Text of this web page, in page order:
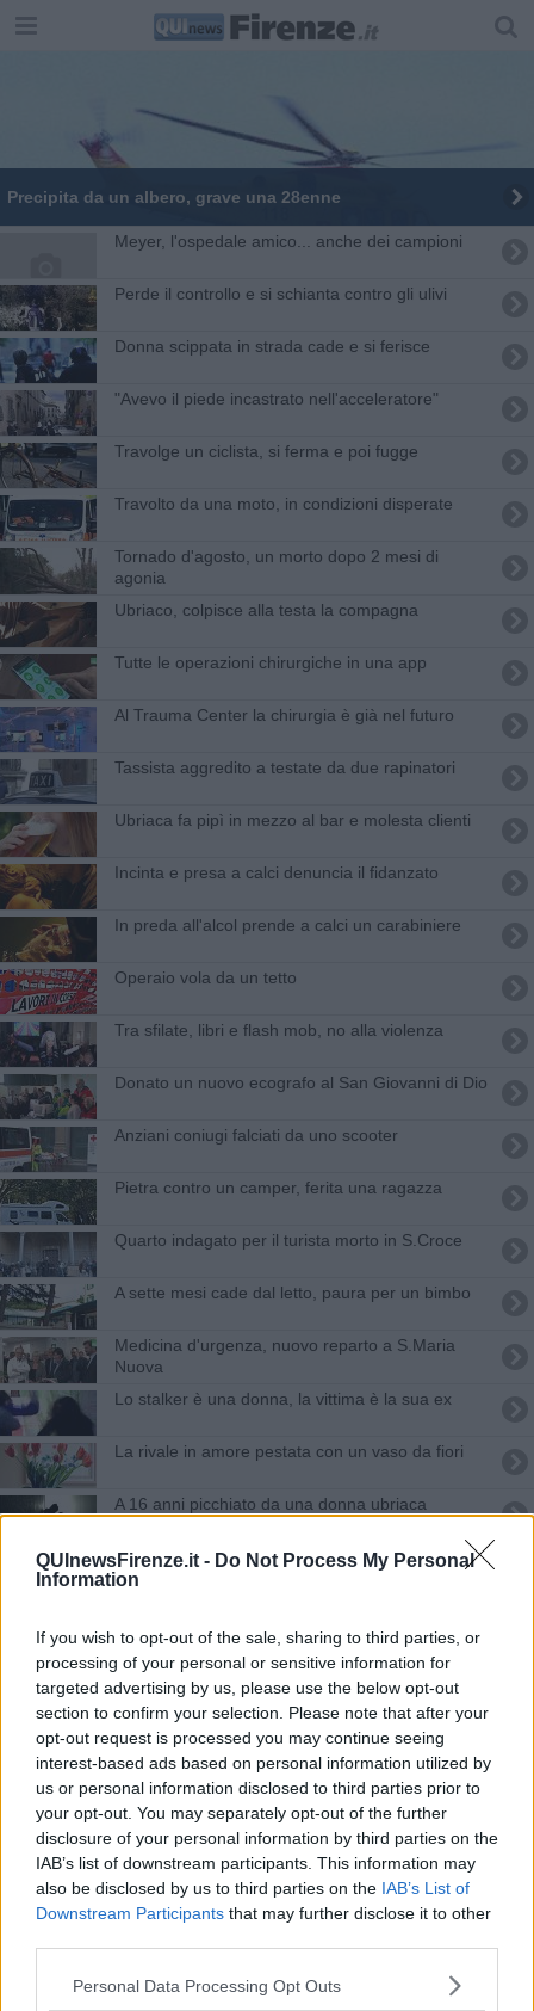
QUInewsFirenze.it - Do Not Process My Personal
Information
If you wish to opt-out of the sale, sharing to third parties, or
processing of your personal or sensitive information for
targeted advertising by us, please use the below opt-out
section to confirm your selection. Please note that after your
opt-out request is processed you may continue seeing
interest-based ads based on personal information utilized by
us or personal information disclosed to third parties prior to
your opt-out. You may separately opt-out of the further
disclosure of your personal information by third parties on the
IAB’s list of downstream participants. This information may
also be disclosed by us to third parties on the IAB’s List of
Downstream Participants that may further disclose it to other
Personal Data Processing Opt Outs
Precipita da un albero, grave una 28enne
Meyer, l'ospedale amico... anche dei campioni
Perde il controllo e si schianta contro gli ulivi
Donna scippata in strada cade e si ferisce
"Avevo il piede incastrato nell'acceleratore"
Travolge un ciclista, si ferma e poi fugge
Travolto da una moto, in condizioni disperate
Tornado d'agosto, un morto dopo 2 mesi di
agonia
Ubriaco, colpisce alla testa la compagna
​Tutte le operazioni chirurgiche in una app
Al Trauma Center la chirurgia è già nel futuro
Tassista aggredito a testate da due rapinatori
Ubriaca fa pipì in mezzo al bar e molesta clienti
Incinta e presa a calci denuncia il fidanzato
In preda all'alcol prende a calci un carabiniere
Operaio vola da un tetto
Tra sfilate, libri e flash mob, no alla violenza
Donato un nuovo ecografo al San Giovanni di Dio
Anziani coniugi falciati da uno scooter
Pietra contro un camper, ferita una ragazza
Quarto indagato per il turista morto in S.Croce
A sette mesi cade dal letto, paura per un bimbo
Medicina d'urgenza, nuovo reparto a S.Maria
Nuova
Lo stalker è una donna, la vittima è la sua ex
La rivale in amore pestata con un vaso da fiori
A 16 anni picchiato da una donna ubriaca
​Anziana rapinata in strada cade e sbatte la testa
In carcere dopo le botte al padre di 88 anni
Catturato uno dei rapinatori del ciclista cinese
Mutu condannato per l"aggressione a un
cameriere
Preso a bastonate mentre pulisce l'argine
I funerali di Ashley in Santo Spirito
Aggrediti nella notte con coltelli e bastoni
Scontro mortale, ferito anche un bambino